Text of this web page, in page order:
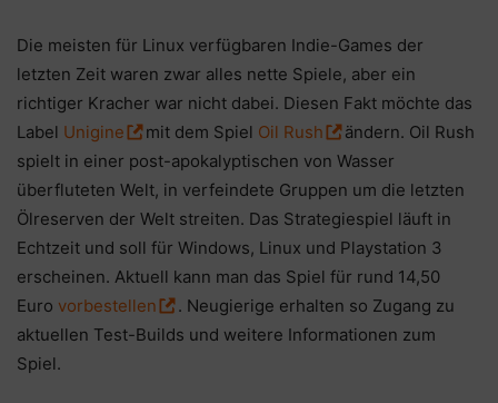
Die meisten für Linux verfügbaren Indie-Games der
letzten Zeit waren zwar alles nette Spiele, aber ein
richtiger Kracher war nicht dabei. Diesen Fakt möchte das
Label Unigine mit dem Spiel Oil Rush
ändern. Oil Rush
spielt in einer post-apokalyptischen von Wasser
überfluteten Welt, in verfeindete Gruppen um die letzten
Ölreserven der Welt streiten. Das Strategiespiel läuft in
Echtzeit und soll für Windows, Linux und Playstation 3
erscheinen. Aktuell kann man das Spiel für rund 14,50
Euro vorbestellen
. Neugierige erhalten so Zugang zu
aktuellen Test-Builds und weitere Informationen zum
Spiel.